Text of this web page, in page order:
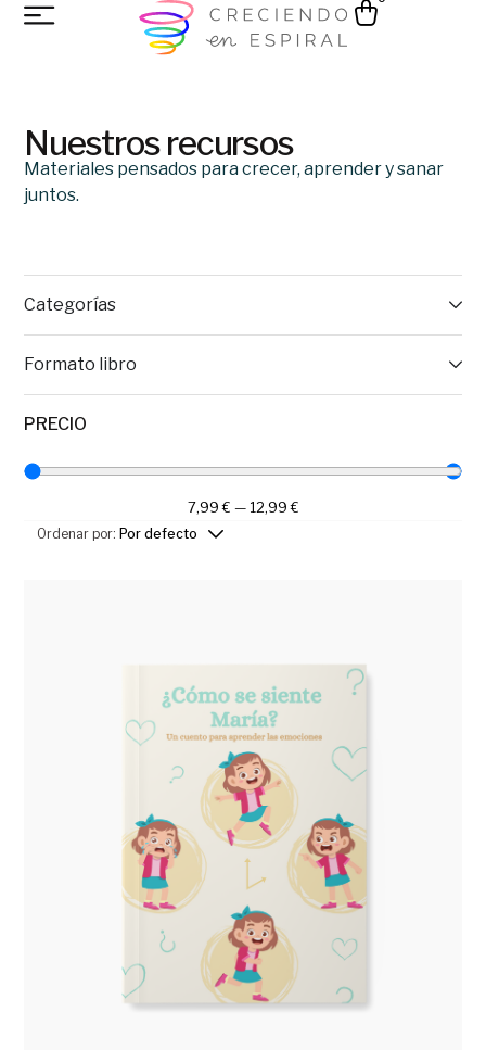
Nuestros recursos
Materiales pensados para crecer, aprender y sanar
juntos.
Categorías
Formato libro
PRECIO
7,99 € — 12,99 €
Ordenar por: Por defecto